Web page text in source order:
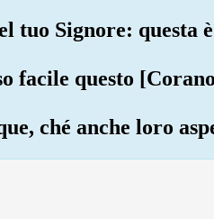
tuo Signore: questa
facile questo
ché anche loro